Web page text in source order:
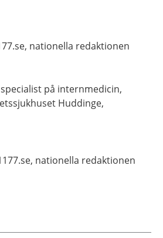
nationella redaktionen
på internmedicin,
Huddinge,
nationella redaktionen